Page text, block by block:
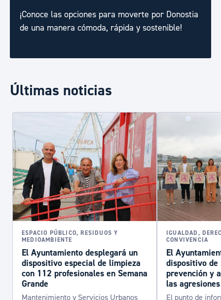
¡Conoce las opciones para moverte por Donostia
de una manera cómoda, rápida y sostenible!
Últimas noticias
ESPACIO PÚBLICO, RESIDUOS Y
MEDIOAMBIENTE
El Ayuntamiento desplegará un
dispositivo especial de limpieza
con 112 profesionales en Semana
Grande
Mantenimiento y Servicios Urbanos
IGUALDAD,
CONVIVENCIA
El
dispositivo de
prevención y
las
El punto de